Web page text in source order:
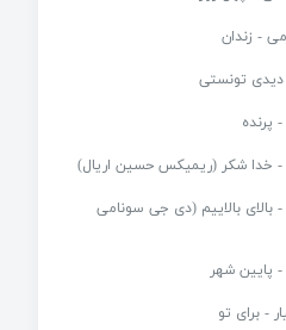
- زندان
دیدی تونستی
پرنده
- خدا شکر (ریمیکس حسین اریال)
بالای بالاییم (دی جی سونامی
پایین شهر
- برای تو